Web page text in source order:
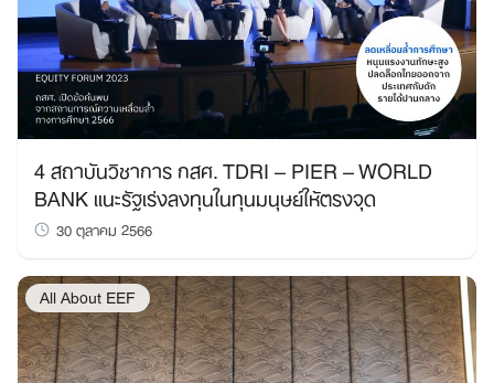
4 สถาบันวิชาการ กสศ. TDRI – PIER – WORLD
BANK แนะรัฐเร่งลงทุนในทุนมนุษย์ให้ตรงจุด
30 ตุลาคม 2566
All About EEF